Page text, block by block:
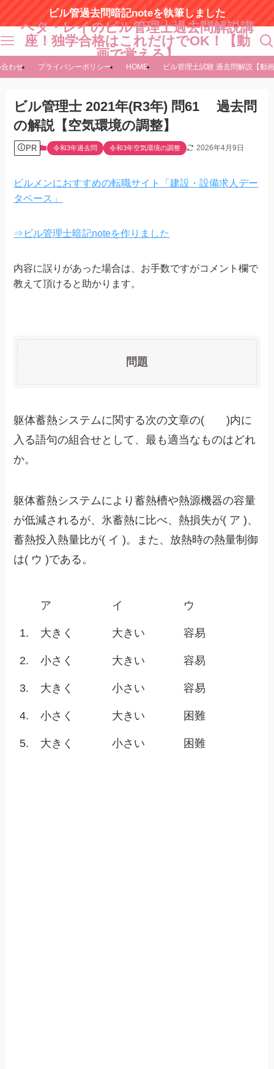
ビル管過去問暗記noteを執筆しました
ヘタ・レイのビル管理士過去問解説講
座！独学合格はこれだけでOK！【動
画で覚える】
わせ プライバシーポリシー HOME ビル管理士試験 過去問解説【動
ビル管理士 2021年(R3年) 問61 過去問
の解説【空気環境の調整】
PR 令和3年過去問 令和3年空気環境の調整 2026年4月9日
ビルメンにおすすめの転職サイト「建設・設備求人デー
タベース」
⇒ビル管理士暗記noteを作りました
内容に誤りがあった場合は、お手数ですがコメント欄で
教えて頂けると助かります。
問題
躯体蓄熱システムに関する次の文章の( )内に
入る語句の組合せとして、最も適当なものはどれ
か。
躯体蓄熱システムにより蓄熱槽や熱源機器の容量
が低減されるが、氷蓄熱に比べ、熱損失が( ア )、
蓄熱投入熱量比が( イ )。また、放熱時の熱量制御
は( ウ )である。
ア イ ウ
1. 大きく 大きい 容易
2. 小さく 大きい 容易
3. 大きく 小さい 容易
4. 小さく 大きい 困難
5. 大きく 小さい 困難